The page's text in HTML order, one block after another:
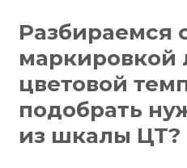
Разбираемся
маркировкой
цветовой
подобрать
из шкалы ЦТ?